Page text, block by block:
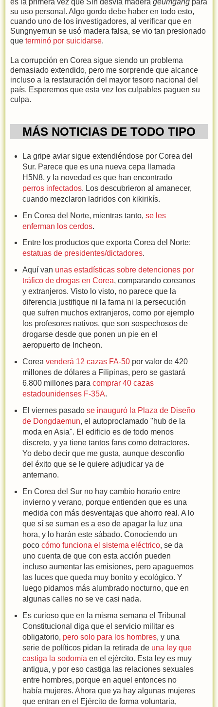
su uso personal. Algo gordo debe haber en todo esto,
cuando uno de los investigadores, al verificar que en
Sungnyemun se usó madera falsa, se vio tan presionado
que terminó por suicidarse.
La corrupción en Corea sigue siendo un problema
demasiado extendido, pero me sorprende que alcance
incluso a la restauración del mayor tesoro nacional del
país. Esperemos que esta vez los culpables paguen su
culpa.
MÁS NOTICIAS DE TODO TIPO
La gripe aviar sigue extendiéndose por Corea del
Sur. Parece que es una nueva cepa llamada
H5N8, y la novedad es que han encontrado
perros infectados. Los descubrieron al amanecer,
cuando mezclaron ladridos con kikirikís.
En Corea del Norte, mientras tanto, se les
enferman los cerdos.
Entre los productos que exporta Corea del Norte:
estatuas de presidentes/dictadores.
Aquí van unas estadísticas sobre detenciones por
tráfico de drogas en Corea, comparando coreanos
y extranjeros. Visto lo visto, no parece que la
diferencia justifique ni la fama ni la persecución
que sufren muchos extranjeros, como por ejemplo
los profesores nativos, que son sospechosos de
drogarse desde que ponen un pie en el
aeropuerto de Incheon.
Corea venderá 12 cazas FA-50por valor de 420
millones de dólares a Filipinas, pero se gastará
6.800 millones para comprar 40 cazas
estadounidenses F-35A.
El viernes pasado se inauguró la Plaza de Diseño
de Dongdaemun, el autoproclamado "hub de la
moda en Asia". El edificio es de todo menos
discreto, y ya tiene tantos fans como detractores.
Yo debo decir que me gusta, aunque desconfío
del éxito que se le quiere adjudicar ya de
antemano.
En Corea del Sur no hay cambio horario entre
invierno y verano, porque entienden que es una
medida con más desventajas que ahorro real. A lo
que sí se suman es a eso de apagar la luz una
hora, y lo harán este sábado. Conociendo un
poco cómo funciona el sistema eléctrico, se da
uno cuenta de que con esta acción pueden
incluso aumentar las emisiones, pero apaguemos
las luces que queda muy bonito y ecológico. Y
luego pidamos más alumbrado nocturno, que en
algunas calles no se ve casi nada.
Es curioso que en la misma semana el Tribunal
Constitucional diga que el servicio militar es
obligatorio, pero solo para los hombres, y una
serie de políticos pidan la retirada de una ley que
castiga la sodomía en el ejército. Esta ley es muy
antigua, y por eso castiga las relaciones sexuales
entre hombres, porque en aquel entonces no
había mujeres. Ahora que ya hay algunas mujeres
que entran en el Ejército de forma voluntaria,